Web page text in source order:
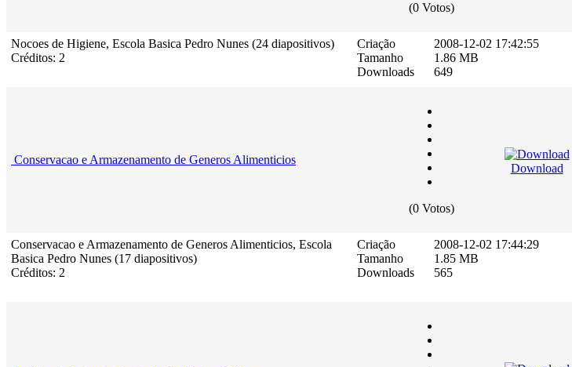
(0 Votos)
Nocoes de Higiene, Escola Basica Pedro Nunes (24 diapositivos)
Créditos: 2
Criação
Tamanho
Downloads
2008-12-02 17:42:55
1.86 MB
649
Conservacao e Armazenamento de Generos Alimenticios
(0 Votos)
Download
Conservacao e Armazenamento de Generos Alimenticios, Escola
Basica Pedro Nunes (17 diapositivos)
Créditos: 2
Criação
Tamanho
Downloads
2008-12-02 17:44:29
1.85 MB
565